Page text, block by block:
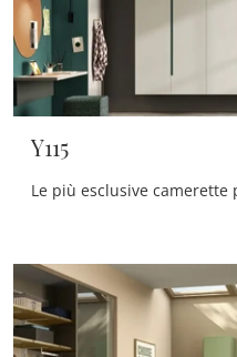
Y115